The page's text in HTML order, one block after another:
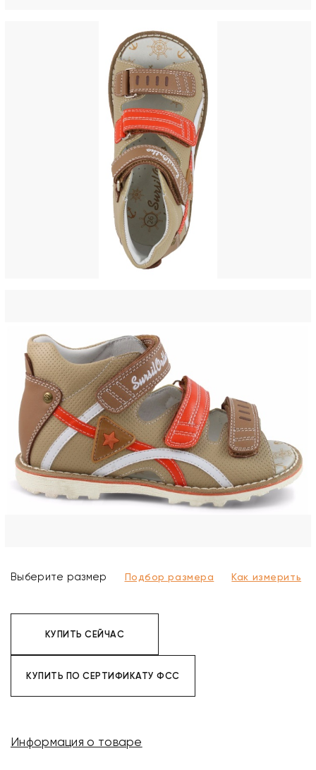
Выберите размер Подбор размера Как измерить
КУПИТЬ СЕЙЧАС
КУПИТЬ ПО СЕРТИФИКАТУ ФСС
Информация о товаре